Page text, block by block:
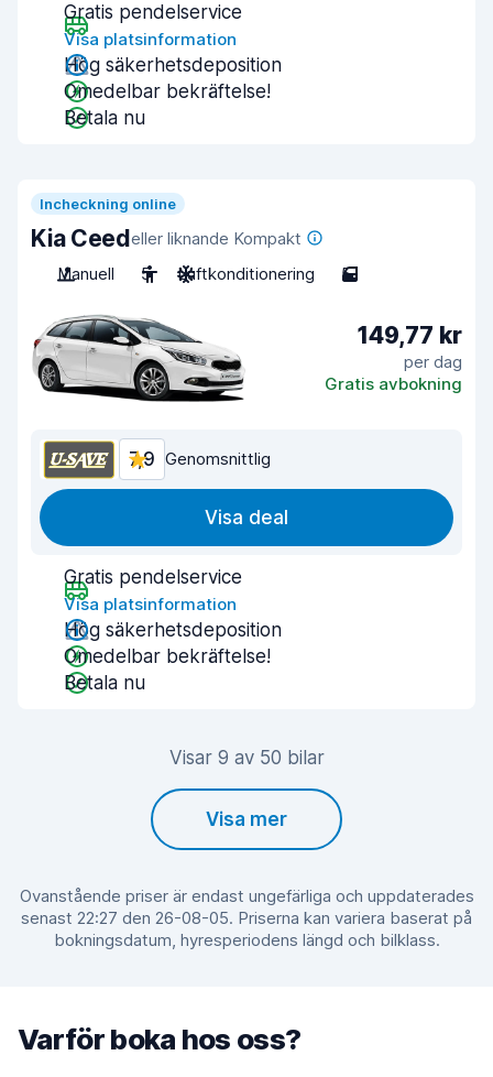
Gratis pendelservice
Visa platsinformation
Hög säkerhetsdeposition
Omedelbar bekräftelse!
Betala nu
Incheckning online
Kia Ceedeller liknande Kompakt
Manuell
5 Luftkonditionering 5
149,77 kr
per dag
Gratis avbokning
7,9 Genomsnittlig
Visa deal
Gratis pendelservice
Visa platsinformation
Hög säkerhetsdeposition
Omedelbar bekräftelse!
Betala nu
Visar 9 av 50 bilar
Visa mer
Ovanstående priser är endast ungefärliga och uppdaterades
senast 22:27 den 26-08-05. Priserna kan variera baserat på
bokningsdatum, hyresperiodens längd och bilklass.
Varför boka hos oss?